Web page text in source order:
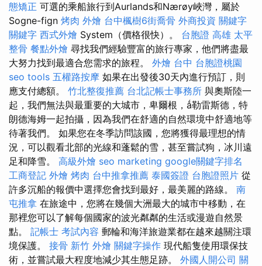
態矯正 可選的乘船旅行到Aurlands和Nærøy峽灣，屬於
Sogne-fign 烤肉 外燴 台中楓樹6街喬骨 外商投資 關鍵字
關鍵字 西式外燴 System（價格很快）。 台胞證 高雄 太平
整骨 餐點外燴 尋找我們經驗豐富的旅行專家，他們將盡最
大努力找到最適合您需求的旅程。 外燴 台中 台胞證桃園
seo tools 五權路按摩 如果在出發後30天內進行預訂，則
應支付總額。 竹北整復推薦 台北記帳士事務所 與奧斯陸一
起，我們無法與最重要的大城市，卑爾根，ǻ勒雷斯德，特
朗德海姆一起拍攝，因為我們在舒適的自然環境中舒適地等
待著我們。 如果您在冬季訪問該國，您將獲得最理想的情
況，可以觀看北部的光線和蓬鬆的雪，甚至嘗試狗，冰川遠
足和降雪。 高級外燴 seo marketing google關鍵字排名
工商登記 外燴 烤肉 台中推拿推薦 泰國簽證 台胞證照片 從
許多沉船的報價中選擇您會找到最好，最美麗的路線。 南
屯推拿 在旅途中，您將在幾個大洲最大的城市中移動，在
那裡您可以了解每個國家的波光粼粼的生活或漫遊自然景
點。 記帳士 考試內容 郵輪和海洋旅遊業都在越來越關注環
境保護。 接骨 新竹 外燴 關鍵字操作 現代船隻使用環保技
術，並嘗試最大程度地減少其生態足跡。 外國人開公司 關